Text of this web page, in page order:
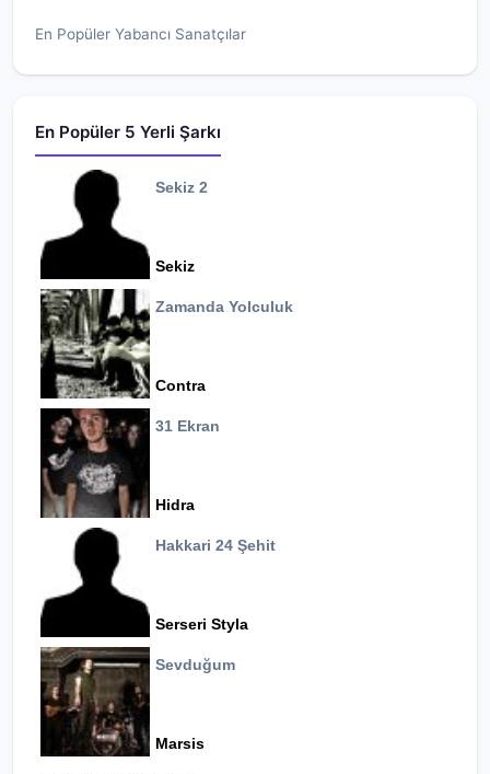
En Popüler Yabancı Sanatçılar
En Popüler 5 Yerli Şarkı
Sekiz 2
Sekiz
Zamanda Yolculuk
Contra
31 Ekran
Hidra
Hakkari 24 Şehit
Serseri Styla
Sevduğum
Marsis